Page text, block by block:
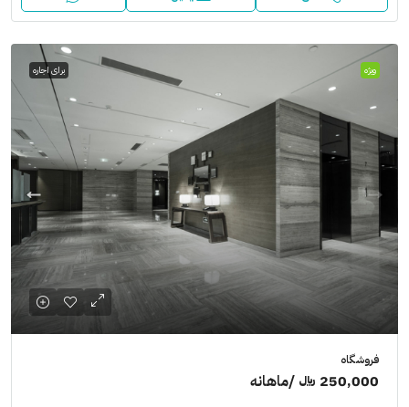
ویژه برای اجاره
فروشگاه
250,000 ﷼
/ماهانه